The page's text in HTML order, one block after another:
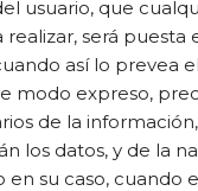
usuario, que
será puesta
así lo prevea
modo expreso,
de la
los datos, y de la
en su caso, cuando